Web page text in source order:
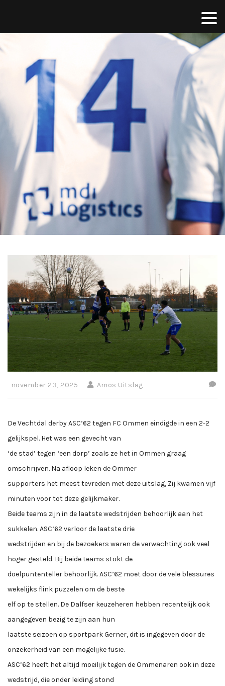
november 23, 2025 Amos Uitslag
De Vechtdal derby ASC’62 tegen FC Ommen eindigde in een 2-2
gelijkspel. Het was een gevecht van
‘de stad’ tegen ‘een dorp’ zoals ze het in Ommen graag
omschrijven. Na afloop leken de Ommer
supporters het meest tevreden met deze uitslag, Zij kwamen vijf
minuten voor tot deze gelijkmaker.
Beide teams zijn in de laatste wedstrijden behoorlijk aan het
sukkelen. ASC’62 verloor de laatste drie
wedstrijden en bij de bezoekers waren de verwachting ook veel
hoger gesteld. Bij beide teams stokt de
doelpuntenteller behoorlijk. ASC’62 moet door de vele blessures
wekelijks flink puzzelen om de beste
elf op te stellen. De Dalfser keuzeheren hebben recentelijk ook
aangegeven bezig te zijn aan hun
laatste seizoen op sportpark Gerner, dit is ingegeven door de
onzekerheid van een mogelijke fusie.
ASC’62 heeft het altijd moeilijk tegen de Ommenaren ook in deze
wedstrijd, die onder leiding stond